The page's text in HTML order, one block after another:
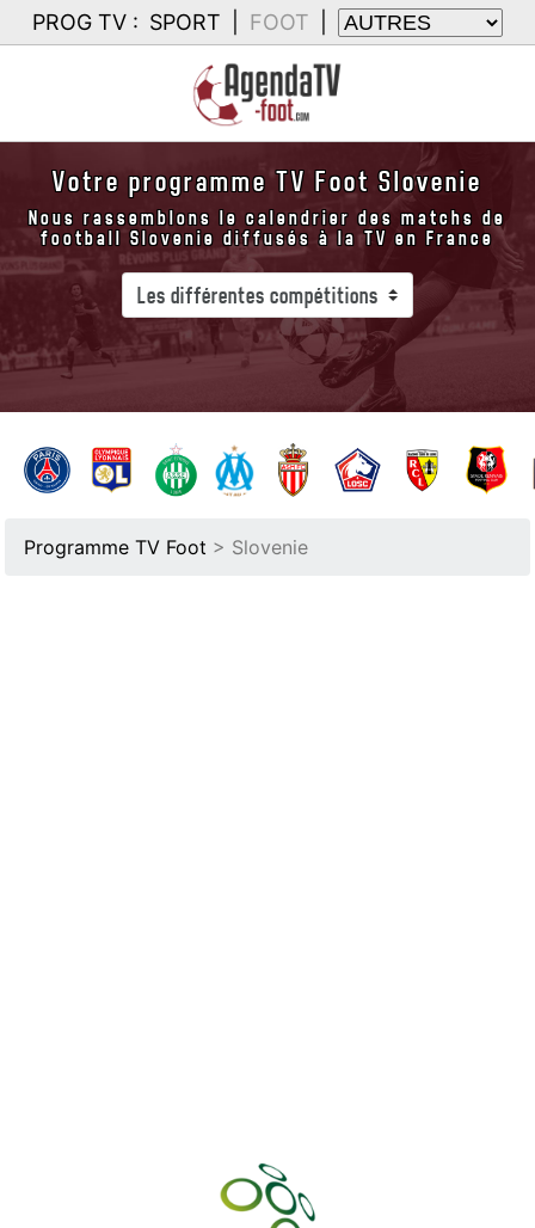
PROG TV : SPORT FOOT
Votre programme TV Foot Slovenie
Nous rassemblons le calendrier des matchs de
football Slovenie diffusés à la TV en France
Programme TV Foot > Slovenie